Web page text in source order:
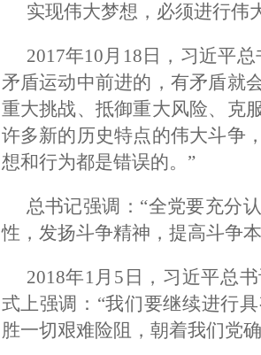
实现伟大梦想，必须进行伟
2017年10月18日，习近平
矛盾运动中前进的，有矛盾就
重大挑战、抵御重大风险、克
许多新的历史特点的伟大斗争
想和行为都是错误的。”
总书记强调：“全党要充分
性，发扬斗争精神，提高斗争
2018年1月5日，习近平总
式上强调：“我们要继续进行
胜一切艰难险阻，朝着我们党